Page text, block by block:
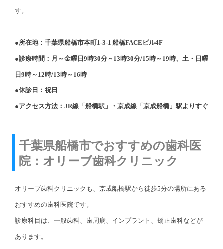
す。
●所在地：千葉県船橋市本町1-3-1 船橋FACEビル4F
●診療時間：月～金曜日9時30分～13時30分/15時～19時、土・日曜
日9時～12時/13時～16時
●休診日：祝日
●アクセス方法：JR線「船橋駅」・京成線「京成船橋」駅よりすぐ
千葉県船橋市でおすすめの歯科医
院：オリーブ歯科クリニック
オリーブ歯科クリニックも、京成船橋駅から徒歩5分の場所にある
おすすめの歯科医院です。
診療科目は、一般歯科、歯周病、インプラント、矯正歯科などが
あります。